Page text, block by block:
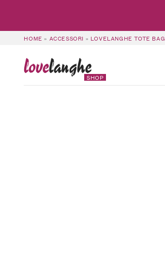
HOME » ACCESSORI » LOVELANGHE TOTE BAG
lovelanghe
SHOP